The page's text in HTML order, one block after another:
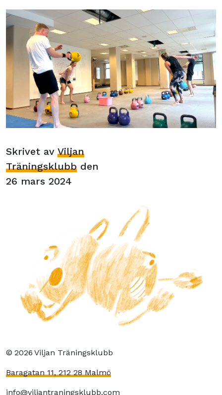
Skrivet av Viljan
Träningsklubb den
26 mars 2024
© 2026 Viljan Träningsklubb
Baragatan 11, 212 28 Malmö
info@viljantraningsklubb.com